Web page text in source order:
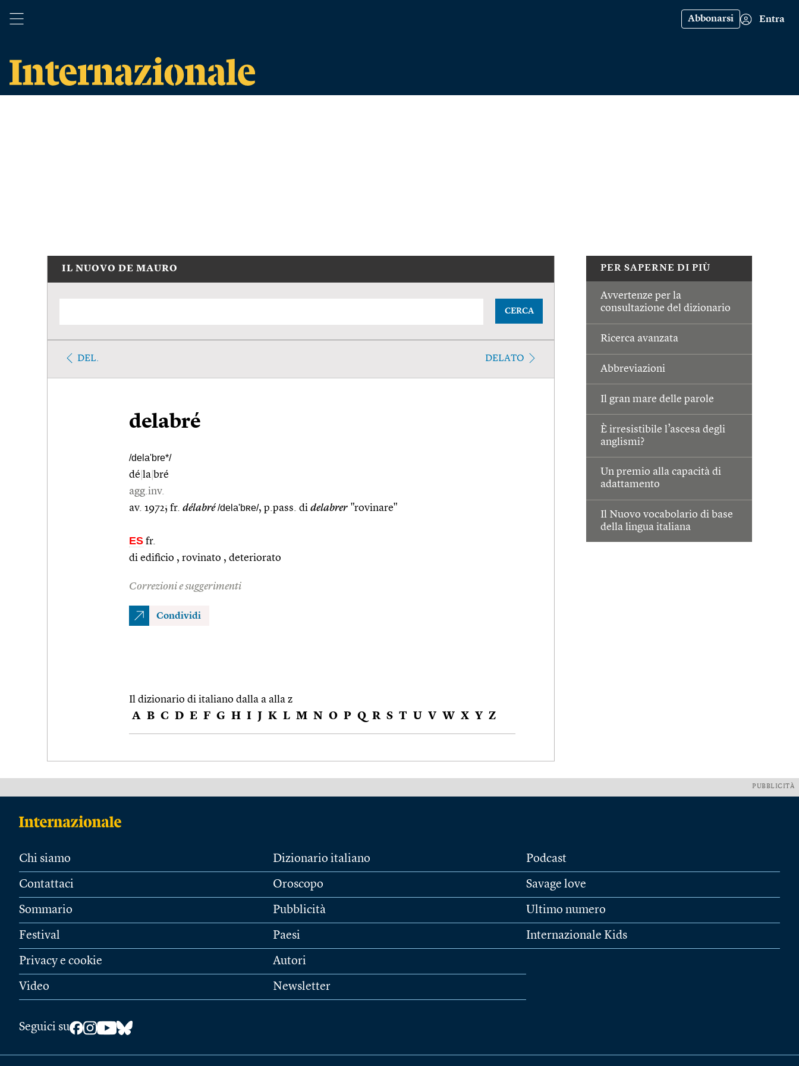
Abbonarsi Entra
PER SAPERNE DI PIÙ
Avvertenze per la
consultazione del dizionario
Ricerca avanzata
Abbreviazioni
Il gran mare delle parole
È irresistibile l’ascesa degli
anglismi?
Un premio alla capacità di
adattamento
Il Nuovo vocabolario di base
della lingua italiana
IL NUOVO DE MAURO
CERCA
DEL. DELATO
delabré
/dela'bre*/
dé la bré
agg.inv.
av. 1972; fr. délabré /dela'bʀe/, p.pass. di delabrer "rovinare"
ES fr.
di edificio , rovinato , deteriorato
Correzioni e suggerimenti
Condividi
Il dizionario di italiano dalla a alla z
A B C D E F G H I J K L M N O P Q R S T U V W X Y Z
PUBBLICITÀ
Chi siamo
Contattaci
Sommario
Festival
Privacy e cookie
Video
Dizionario italiano
Oroscopo
Pubblicità
Paesi
Autori
Newsletter
Podcast
Savage love
Ultimo numero
Internazionale Kids
Seguici su